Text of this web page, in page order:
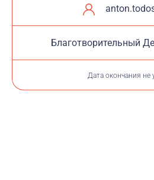
Благотворительный
Дата окончания не